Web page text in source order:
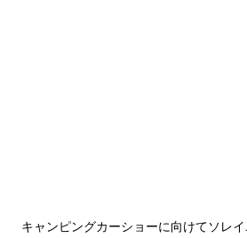
キャンピングカーショーに向けてソレ